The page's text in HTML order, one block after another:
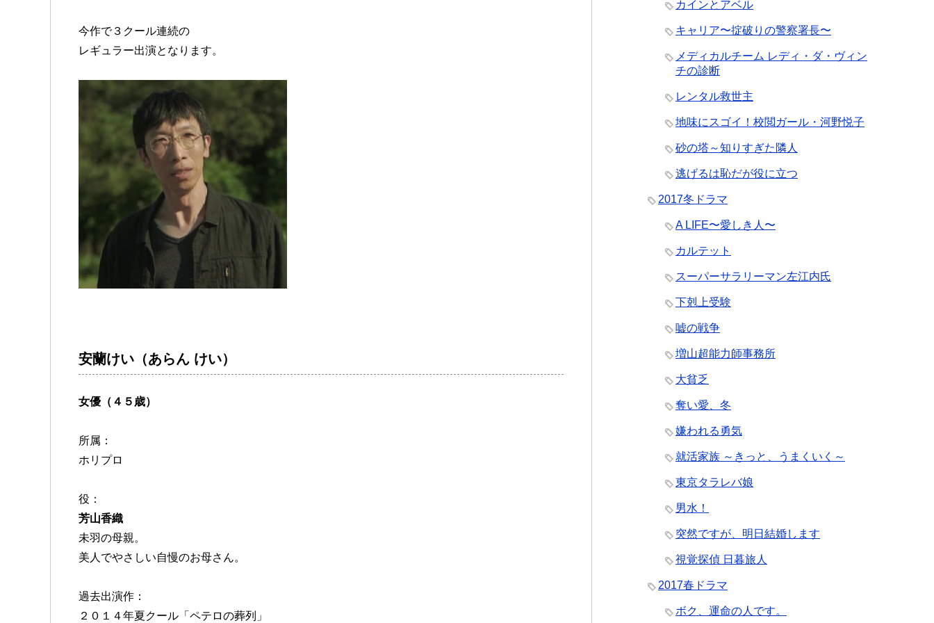
今作で３クール連続の
レギュラー出演となります。
安蘭けい（あらん けい）
女優（４５歳）
所属：
ホリプロ
役：
芳山香織
未羽の母親。
美人でやさしい自慢のお母さん。
過去出演作：
２０１４年夏クール「ペテロの葬列」
カインとアベル
キャリア〜掟破りの警察署長〜
メディカルチーム レディ・ダ・ヴィン
チの診断
レンタル救世主
地味にスゴイ！校閲ガール・河野悦子
砂の塔～知りすぎた隣人
逃げるは恥だが役に立つ
2017冬ドラマ
A LIFE〜愛しき人〜
カルテット
スーパーサラリーマン左江内氏
下剋上受験
嘘の戦争
増山超能力師事務所
大貧乏
奪い愛、冬
嫌われる勇気
就活家族 ～きっと、うまくいく～
東京タラレバ娘
男水！
突然ですが、明日結婚します
視覚探偵 日暮旅人
2017春ドラマ
ボク、運命の人です。